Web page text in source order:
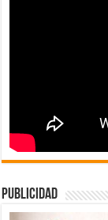
publicidad